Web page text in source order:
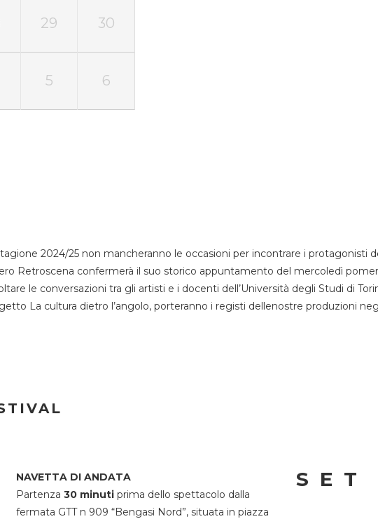
29 30
5 6
2024/25 non mancheranno le occasioni per incontrare i protagonisti
Retroscena confermerà il suo storico appuntamento del mercoledì
le conversazioni tra gli artisti e i docenti dell’Università degli Studi di
La cultura dietro l’angolo, porteranno i registi dellenostre produzioni
NAVETTA DI ANDATA
Partenza 30 minuti prima dello spettacolo dalla
fermata GTT n 909 “Bengasi Nord”, situata in piazza
SET